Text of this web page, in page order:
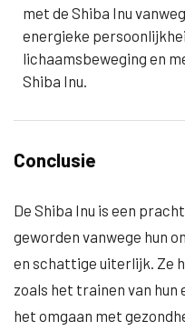
met de Shiba Inu
energieke
lichaamsbeweging en
Shiba Inu.
Conclusie
De Shiba Inu is een
geworden vanwege hun
en schattige uiterlijk. Ze
zoals het trainen van
het omgaan met